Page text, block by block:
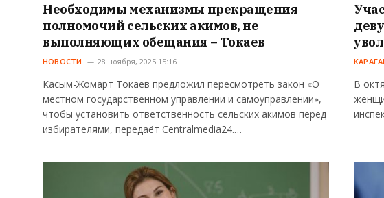
Необходимы механизмы прекращения
полномочий сельских акимов, не
выполняющих обещания – Токаев
НОВОСТИ 28 ноября, 2025 15:16
Касым-Жомарт Токаев предложил пересмотреть закон «О
местном государственном управлении и самоуправлении»,
чтобы установить ответственность сельских акимов перед
избирателями, передаёт Centralmedia24.…
В